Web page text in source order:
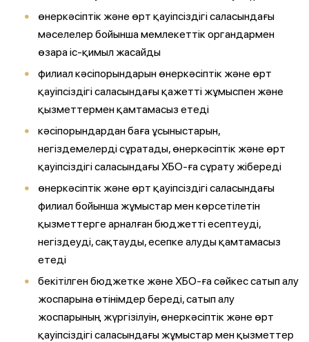
өнеркәсіптік және өрт қауіпсіздігі саласындағы
мәселелер бойынша мемлекеттік органдармен
өзара іс-қимыл жасайды
филиал кәсіпорындарын өнеркәсіптік және өрт
қауіпсіздігі саласындағы қажетті жұмыспен және
қызметтермен қамтамасыз етеді
кәсіпорындардан баға ұсыныстарын,
негіздемелерді сұратады, өнеркәсіптік және өрт
қауіпсіздігі саласындағы ХБО-ға сұрату жібереді
өнеркәсіптік және өрт қауіпсіздігі саласындағы
филиал бойынша жұмыстар мен көрсетілетін
қызметтерге арналған бюджетті есептеуді,
негіздеуді, сақтауды, есепке алуды қамтамасыз
етеді
бекітілген бюджетке және ХБО-ға сәйкес сатып алу
жоспарына өтінімдер береді, сатып алу
жоспарының жүргізілуін, өнеркәсіптік және өрт
қауіпсіздігі саласындағы жұмыстар мен қызметтер